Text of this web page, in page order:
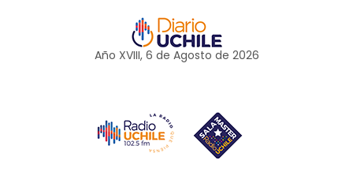
Año XVIII, 6 de Agosto de 2026